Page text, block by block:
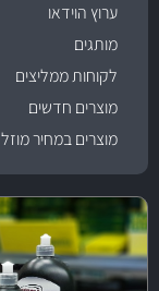
ערוץ הוידאו
מותגים
לקוחות ממליצים
מוצרים חדשים
מוצרים במחיר מוזל